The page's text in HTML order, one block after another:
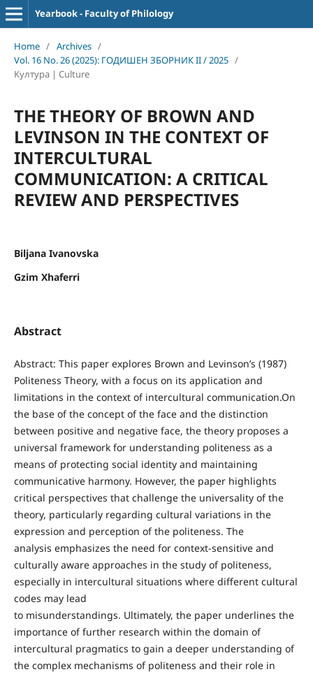
Yearbook - Faculty of Philology
Home / Archives /
Vol. 16 No. 26 (2025): ГОДИШЕН ЗБОРНИК II / 2025 /
Култура | Culture
THE THEORY OF BROWN AND
LEVINSON IN THE CONTEXT OF
INTERCULTURAL
COMMUNICATION: A CRITICAL
REVIEW AND PERSPECTIVES
Biljana Ivanovska
Gzim Xhaferri
Abstract
Abstract: This paper explores Brown and Levinson’s (1987)
Politeness Theory, with a focus on its application and
limitations in the context of intercultural communication.On
the base of the concept of the face and the distinction
between positive and negative face, the theory proposes a
universal framework for understanding politeness as a
means of protecting social identity and maintaining
communicative harmony. However, the paper highlights
critical perspectives that challenge the universality of the
theory, particularly regarding cultural variations in the
expression and perception of the politeness. The
analysis emphasizes the need for context-sensitive and
culturally aware approaches in the study of politeness,
especially in intercultural situations where different cultural
codes may lead
to misunderstandings. Ultimately, the paper underlines the
importance of further research within the domain of
intercultural pragmatics to gain a deeper understanding of
the complex mechanisms of politeness and their role in